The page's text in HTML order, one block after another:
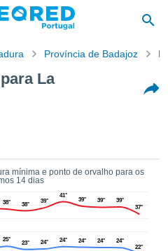
Província de Badajoz
La
mínima e ponto de orvalho para os
14 dias
38° 38°
39°
41°
39° 39°
39°
37°
25°
23° 24° 24° 24° 24°
24°
22°